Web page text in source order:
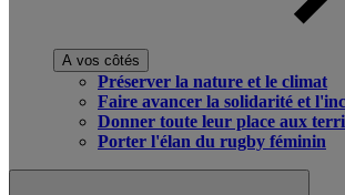
A vos côtés
Préserver la nature et le climat
Faire avancer la solidarité et
Donner toute leur place aux
Porter l'élan du rugby féminin